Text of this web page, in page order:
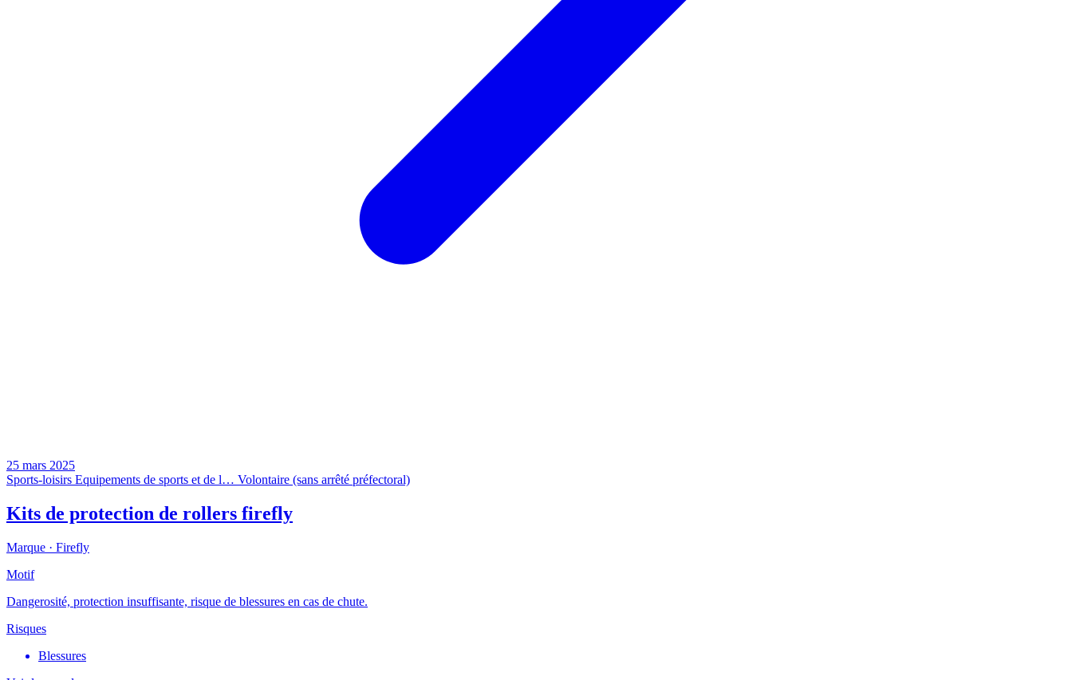
25 mars 2025
Sports-loisirs Equipements de sports et de l… Volontaire (sans arrêté préfectoral)
Kits de protection de rollers firefly
Marque · Firefly
Motif
Dangerosité, protection insuffisante, risque de blessures en cas de chute.
Risques
Blessures